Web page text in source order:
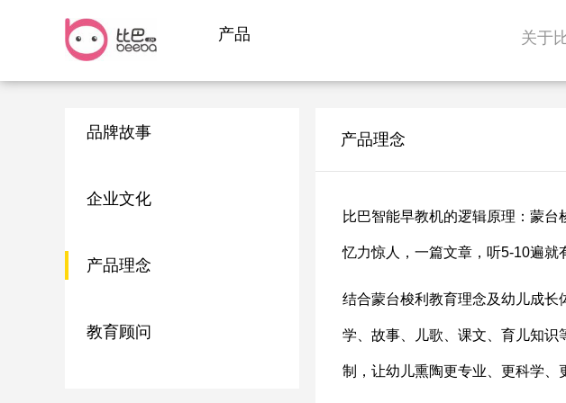
产品 关于
品牌故事
企业文化
产品理念
教育顾问
产品理念
比巴智能早教机的逻辑原理：蒙
忆力惊人，一篇文章，听5-10遍就
结合蒙台梭利教育理念及幼儿成长
学、故事、儿歌、课文、育儿知
制，让幼儿熏陶更专业、更科学、